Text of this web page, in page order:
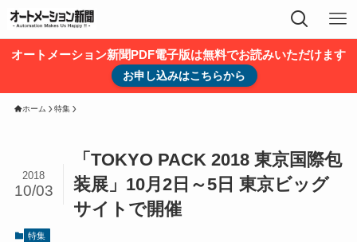
オートメーション新聞PDF電子版は無料でお読みいただけます
お申し込みはこちらから
ホーム 特集
「TOKYO PACK 2018 東京国際包
装展」10月2日～5日 東京ビッグ
サイトで開催
2018
10/03
特集